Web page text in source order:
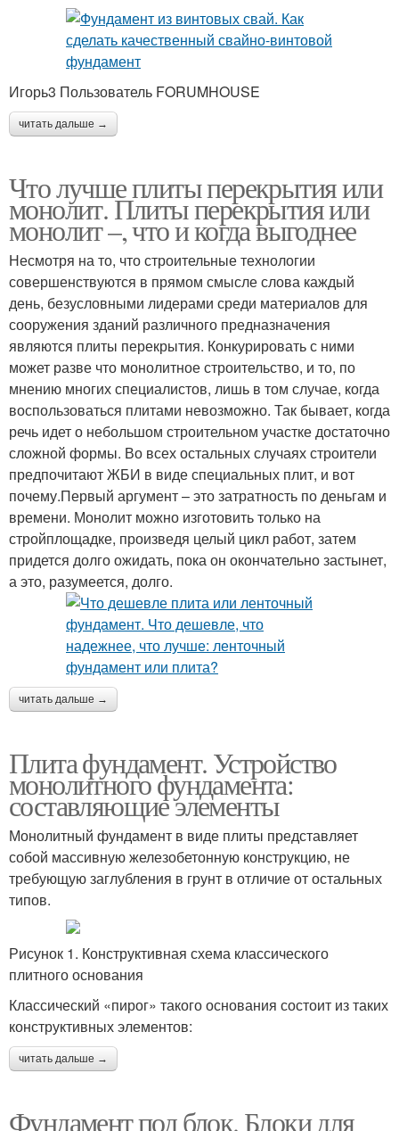
Игорь3 Пользователь FORUMHOUSE
читать дальше →
Что лучше плиты перекрытия или
монолит. Плиты перекрытия или
монолит –, что и когда выгоднее
Несмотря на то, что строительные технологии
совершенствуются в прямом смысле слова каждый
день, безусловными лидерами среди материалов для
сооружения зданий различного предназначения
являются плиты перекрытия. Конкурировать с ними
может разве что монолитное строительство, и то, по
мнению многих специалистов, лишь в том случае, когда
воспользоваться плитами невозможно. Так бывает, когда
речь идет о небольшом строительном участке достаточно
сложной формы. Во всех остальных случаях строители
предпочитают ЖБИ в виде специальных плит, и вот
почему.Первый аргумент – это затратность по деньгам и
времени. Монолит можно изготовить только на
стройплощадке, произведя целый цикл работ, затем
придется долго ожидать, пока он окончательно застынет,
а это, разумеется, долго.
читать дальше →
Плита фундамент. Устройство
монолитного фундамента:
составляющие элементы
Монолитный фундамент в виде плиты представляет
собой массивную железобетонную конструкцию, не
требующую заглубления в грунт в отличие от остальных
типов.
Рисунок 1. Конструктивная схема классического
плитного основания
Классический «пирог» такого основания состоит из таких
конструктивных элементов:
читать дальше →
Фундамент под блок. Блоки для